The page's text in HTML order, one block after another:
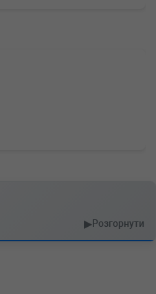
▶Розгорнути